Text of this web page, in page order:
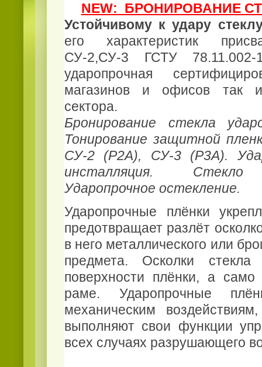
NEW: БРОНИРОВАНИЕ
Устойчивому к удару
его характеристик
СУ-2,СУ-3 ГСТУ
ударопрочная
магазинов и офисов так и
сектора.
Бронирование стекла
Тонирование защитной
СУ-2 (Р2А), СУ-3 (Р3А).
инсталляция. Стекло
Ударопрочное остекление.
Ударопрочные плёнки
предотвращает разлёт
в него металлического или
предмета. Осколки
поверхности плёнки, а само
раме. Ударопрочные
механическим
выполняют свои функции
всех случаях разрушающего